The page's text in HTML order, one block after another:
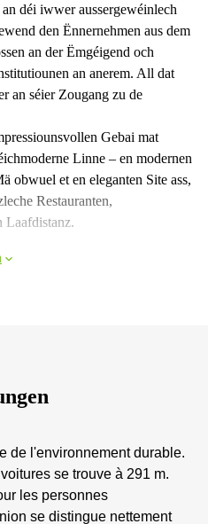
déi iwwer aussergewéinlech
den Ënnernehmen aus dem
an der Ëmgéigend och
an anerem. All dat
an séier Zougang zu de
Gebai mat
Linne – en modernen
obwuel et en eleganten Site ass,
Restauranten,
Laafdistanz.
de l'environnement durable.
se trouve à 291 m.
les personnes
se distingue nettement